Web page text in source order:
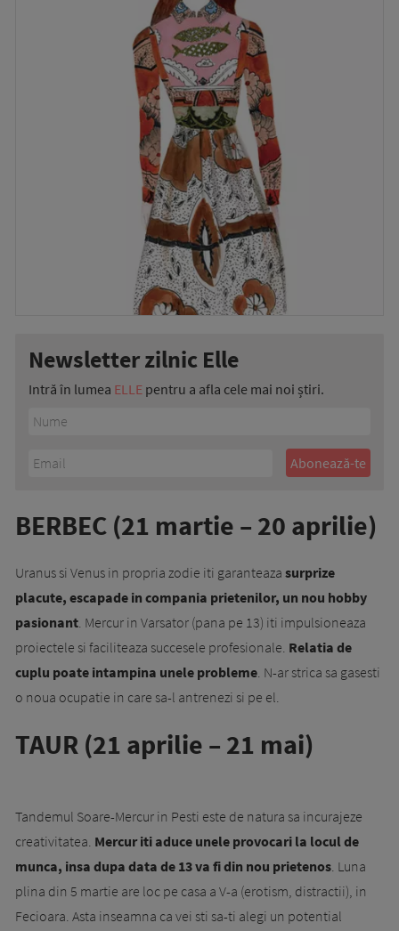
Newsletter zilnic Elle
Intră în lumea ELLE pentru a afla cele mai noi știri.
BERBEC (21 martie – 20 aprilie)
Uranus si Venus in propria zodie iti garanteaza surprize
placute, escapade in compania prietenilor, un nou hobby
pasionant. Mercur in Varsator (pana pe 13) iti impulsioneaza
proiectele si faciliteaza succesele profesionale. Relatia de
cuplu poate intampina unele probleme. N-ar strica sa gasesti
o noua ocupatie in care sa-l antrenezi si pe el.
TAUR (21 aprilie – 21 mai)
Tandemul Soare-Mercur in Pesti este de natura sa incurajeze
creativitatea. Mercur iti aduce unele provocari la locul de
munca, insa dupa data de 13 va fi din nou prietenos. Luna
plina din 5 martie are loc pe casa a V-a (erotism, distractii), in
Fecioara. Asta inseamna ca vei sti sa-ti alegi un potential